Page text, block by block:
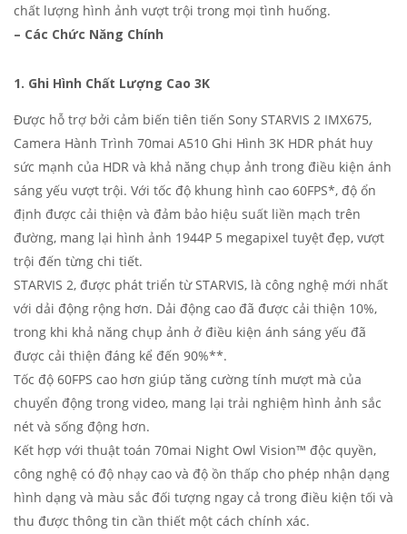
chất lượng hình ảnh vượt trội trong mọi tình huống.
– Các Chức Năng Chính
1. Ghi Hình Chất Lượng Cao 3K
Được hỗ trợ bởi cảm biến tiên tiến Sony STARVIS 2 IMX675,
Camera Hành Trình 70mai A510 Ghi Hình 3K HDR phát huy
sức mạnh của HDR và khả năng chụp ảnh trong điều kiện ánh
sáng yếu vượt trội. Với tốc độ khung hình cao 60FPS*, độ ổn
định được cải thiện và đảm bảo hiệu suất liền mạch trên
đường, mang lại hình ảnh 1944P 5 megapixel tuyệt đẹp, vượt
trội đến từng chi tiết.
STARVIS 2, được phát triển từ STARVIS, là công nghệ mới nhất
với dải động rộng hơn. Dải động cao đã được cải thiện 10%,
trong khi khả năng chụp ảnh ở điều kiện ánh sáng yếu đã
được cải thiện đáng kể đến 90%**.
Tốc độ 60FPS cao hơn giúp tăng cường tính mượt mà của
chuyển động trong video, mang lại trải nghiệm hình ảnh sắc
nét và sống động hơn.
Kết hợp với thuật toán 70mai Night Owl Vision™ độc quyền,
công nghệ có độ nhạy cao và độ ồn thấp cho phép nhận dạng
hình dạng và màu sắc đối tượng ngay cả trong điều kiện tối và
thu được thông tin cần thiết một cách chính xác.